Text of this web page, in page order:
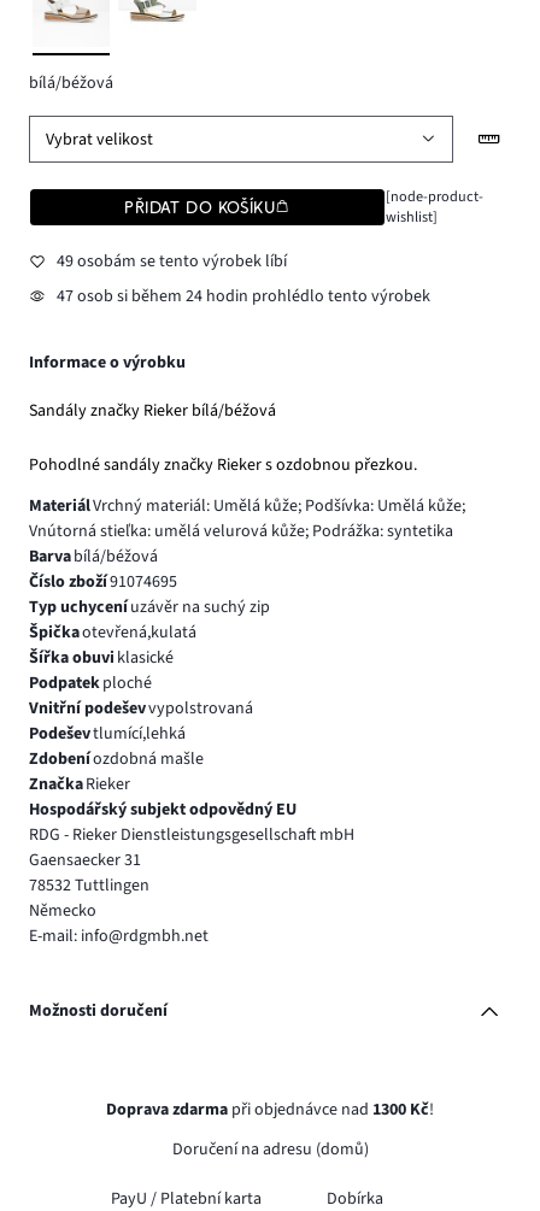
bílá/béžová
Vybrat velikost
PŘIDAT DO KOŠÍKU
[node-product-
wishlist]
49 osobám se tento výrobek líbí
47 osob si během 24 hodin prohlédlo tento výrobek
Informace o výrobku
Sandály značky Rieker bílá/béžová
Pohodlné sandály značky Rieker s ozdobnou přezkou.
MateriálVrchný materiál: Umělá kůže; Podšívka: Umělá kůže;
Vnútorná stieľka: umělá velurová kůže; Podrážka: syntetika
Barvabílá/béžová
Číslo zboží91074695
Typ uchyceníuzávěr na suchý zip
Špičkaotevřená,kulatá
Šířka obuvi klasické
Podpatekploché
Vnitřní podeševvypolstrovaná
Podeševtlumící,lehká
Zdobeníozdobná mašle
ZnačkaRieker
Hospodářský subjekt odpovědný EU
RDG - Rieker Dienstleistungsgesellschaft mbH
Gaensaecker 31
78532 Tuttlingen
Německo
E-mail: info@rdgmbh.net
Možnosti doručení
Doprava zdarma při objednávce nad 1300 Kč!
Doručení na adresu (domů)
PayU / Platební karta Dobírka